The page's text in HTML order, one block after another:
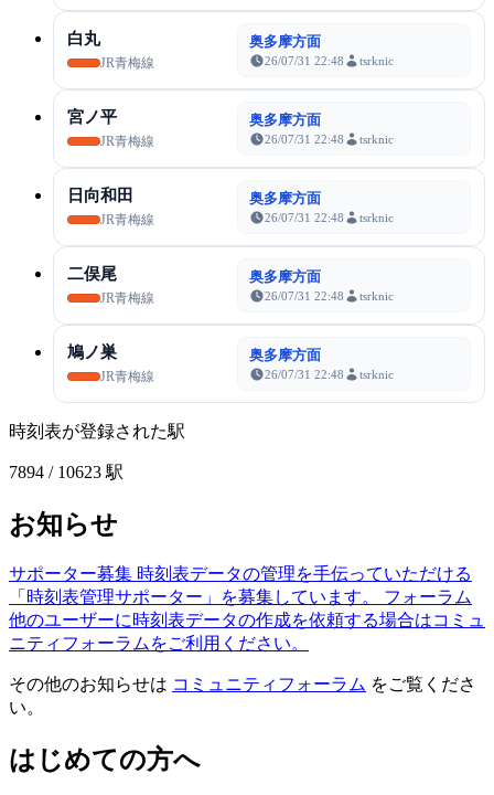
白丸
JR青梅線
奥多摩方面
26/07/31 22:48 tsrknic
宮ノ平
JR青梅線
奥多摩方面
26/07/31 22:48 tsrknic
日向和田
JR青梅線
奥多摩方面
26/07/31 22:48 tsrknic
二俣尾
JR青梅線
奥多摩方面
26/07/31 22:48 tsrknic
鳩ノ巣
JR青梅線
奥多摩方面
26/07/31 22:48 tsrknic
時刻表が登録された駅
7894 / 10623 駅
お知らせ
サポーター募集 時刻表データの管理を手伝っていただける
「時刻表管理サポーター」を募集しています。
フォーラム
他のユーザーに時刻表データの作成を依頼する場合はコミュ
ニティフォーラムをご利用ください。
その他のお知らせは コミュニティフォーラム をご覧くださ
い。
はじめての方へ